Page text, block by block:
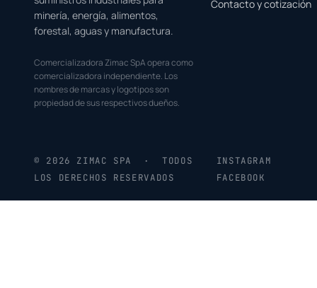
minería, energía, alimentos,
forestal, aguas y manufactura.
Comercializadora Zimac SpA opera como
comercializadora independiente. Los
nombres de marcas y logotipos son
propiedad de sus respectivos dueños.
Contacto y cotización
© 2026 ZIMAC SPA · TODOS
LOS DERECHOS RESERVADOS
INSTAGRAM
FACEBOOK